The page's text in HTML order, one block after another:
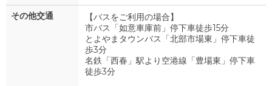
その他交通
【バスをご利用の場合】
市バス「如意車庫前」停下車徒歩15分
とよやまタウンバス「北部市場東」停下車徒
歩3分
名鉄「西春」駅より空港線「豊場東」停下車
徒歩3分